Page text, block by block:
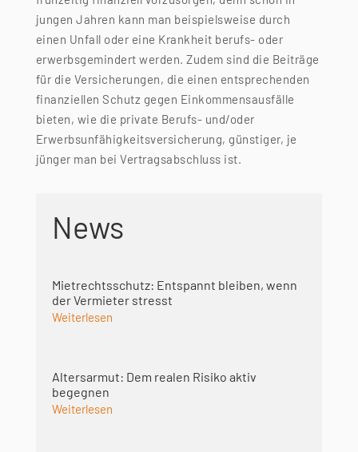
jungen Jahren kann man beispielsweise durch
einen Unfall oder eine Krankheit berufs- oder
erwerbsgemindert werden. Zudem sind die Beiträge
für die Versicherungen, die einen entsprechenden
finanziellen Schutz gegen Einkommensausfälle
bieten, wie die private Berufs- und/oder
Erwerbsunfähigkeitsversicherung, günstiger, je
jünger man bei Vertragsabschluss ist.
News
Mietrechtsschutz: Entspannt bleiben, wenn
der Vermieter stresst
Weiterlesen
Altersarmut: Dem realen Risiko aktiv
begegnen
Weiterlesen